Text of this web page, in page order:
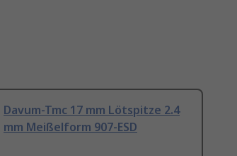
Davum-Tmc 17 mm Lötspitze 2.4
mm Meißelform 907-ESD